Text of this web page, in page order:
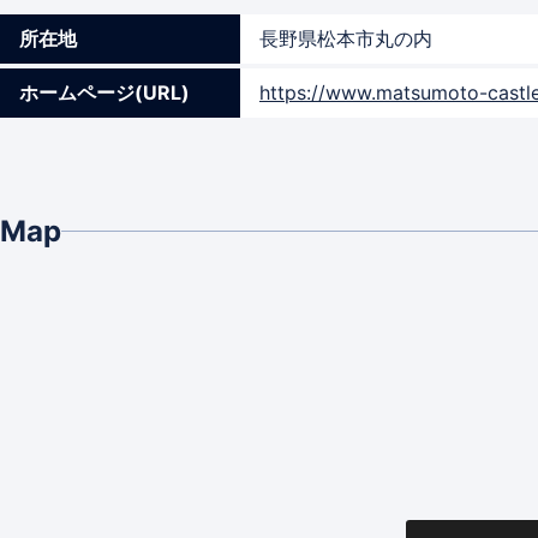
所在地 長野県松本市丸の内
ホームページ(URL) https://www.matsumoto-
Map